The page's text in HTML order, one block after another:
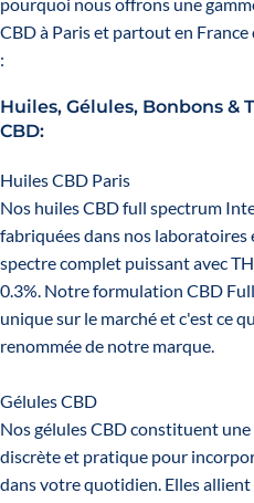
CBD à Paris et partout en
:
Huiles, Gélules, Bonbons &
CBD:
Huiles CBD Paris
Nos huiles CBD full spectrum
fabriquées dans nos laboratoires
spectre complet puissant avec
0.3%. Notre formulation CBD
unique sur le marché et c'est ce
renommée de notre marque.
Gélules CBD
Nos gélules CBD constituent
discrète et pratique pour
dans votre quotidien. Elles